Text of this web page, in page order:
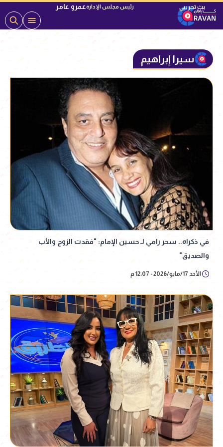
رئيس مجلس الإدارةعمرو عامر
سيرا إبراهيم
في ذكراه.. سحر رامي لـ حسين الإمام: "فقدت الزوج والأب
والصديق"
الأحد 17/مايو/2026 - 12:07 م